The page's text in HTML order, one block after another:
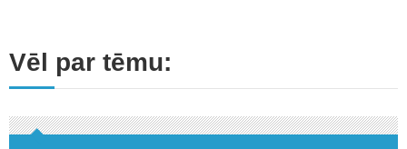
Vēl par tēmu: